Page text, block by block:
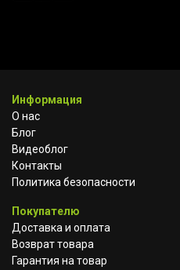
Информация
О нас
Блог
Видеоблог
Контакты
Политика безопасности
Покупателю
Доставка и оплата
Возврат товара
Гарантия на товар